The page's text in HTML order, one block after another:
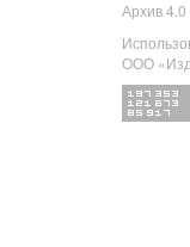
Архив
ООО